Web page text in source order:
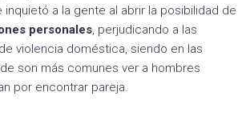
inquietó a la gente al abrir la posibilidad de
personales, perjudicando a las
violencia doméstica, siendo en las
son más comunes ver a hombres
por encontrar pareja.